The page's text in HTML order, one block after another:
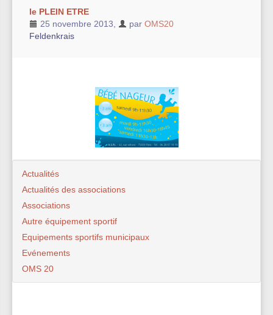
le PLEIN ETRE
25 novembre 2013
par OMS20
Feldenkrais
Actualités
Actualités des associations
Associations
Autre équipement sportif
Equipements sportifs municipaux
Evénements
OMS 20